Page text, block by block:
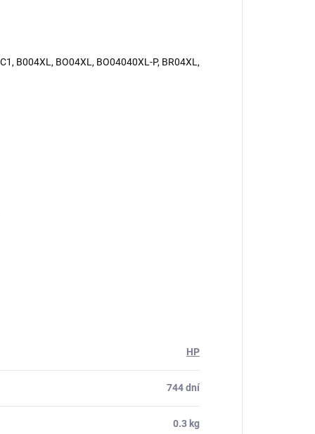
B004XL, BO04XL, BO04040XL-P, BR04XL,
HP
744 dní
0.3 kg